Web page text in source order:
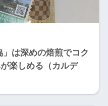
」は深めの焙煎でコク
楽しめる（カルデ